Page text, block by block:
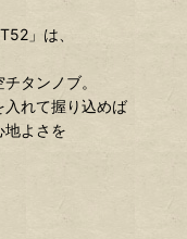
」は、
タンノブ。
れて握り込めば
地よさを